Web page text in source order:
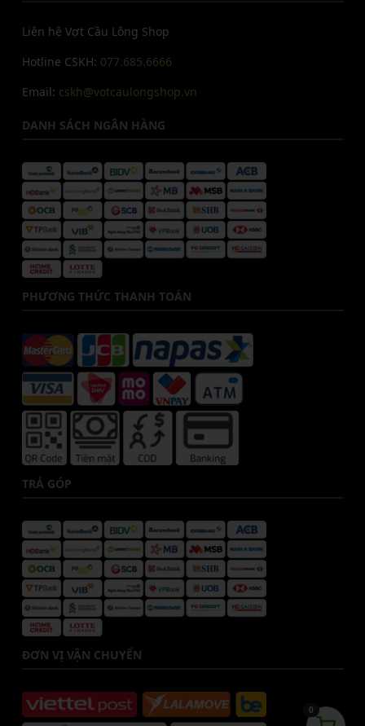
Liên hệ Vợt Cầu Lông Shop
Hotline CSKH: 077.685.6666
Email: cskh@votcaulongshop.vn
DANH SÁCH NGÂN HÀNG
PHƯƠNG THỨC THANH TOÁN
TRẢ GÓP
ĐƠN VỊ VẬN CHUYỂN
0